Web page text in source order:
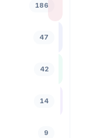
186
47
42
14
9